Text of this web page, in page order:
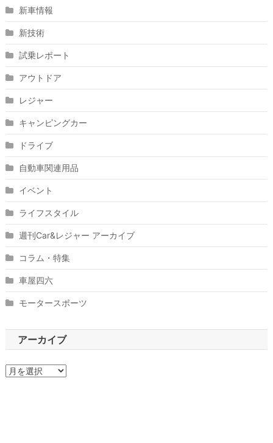
新車情報
新技術
試乗レポート
アウトドア
レジャー
キャンピングカー
ドライブ
自動車関連用品
イベント
ライフスタイル
週刊Car&レジャー アーカイブ
コラム・特集
車屋四六
モータースポーツ
アーカイブ
ア